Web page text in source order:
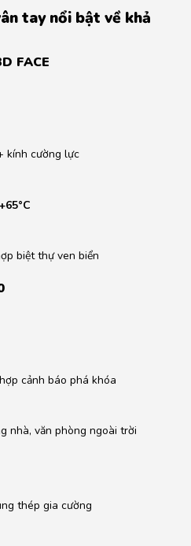
tay nổi bật về khả
FACE
kính cường lực
biệt thự ven biển
cảnh báo phá khóa
nhà, văn phòng ngoài trời
thép gia cường